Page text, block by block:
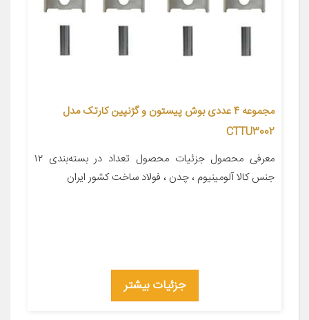
مجموعه 4 عددی بوش پیستون و گژنپین کارتک مدل
CTTU3002
معرفی محصول جزئیات محصول تعداد در بسته‌بندی ۱۲
جنس کالا آلومینیوم ، چدن ، فولاد ساخت کشور ایران
جزئیات بیشتر